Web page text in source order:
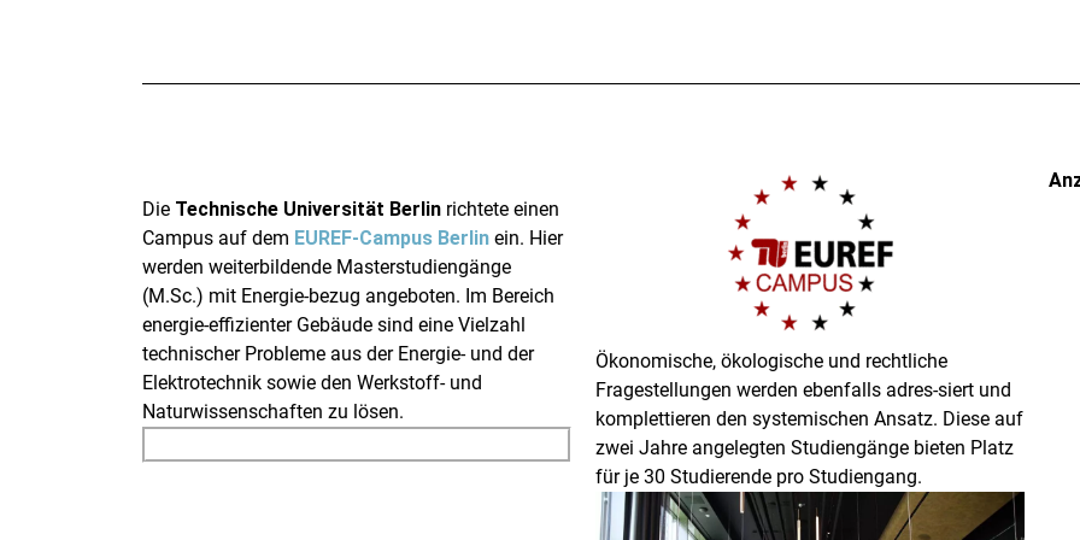
Die Technische Universität Berlinrichtete einen
Campus auf dem EUREF-Campus Berlinein. Hier
werden weiterbildende Masterstudiengänge
(M.Sc.) mit Energie-bezug angeboten. Im Bereich
energie-effizienter Gebäude sind eine Vielzahl
technischer Probleme aus der Energie- und der
Elektrotechnik sowie den Werkstoff- und
Naturwissenschaften zu lösen.
Ökonomische, ökologische und rechtliche
Fragestellungen werden ebenfalls adres-siert und
komplettieren den systemischen Ansatz. Diese auf
zwei Jahre angelegten Studiengänge bieten Platz
für je 30 Studierende pro Studiengang.